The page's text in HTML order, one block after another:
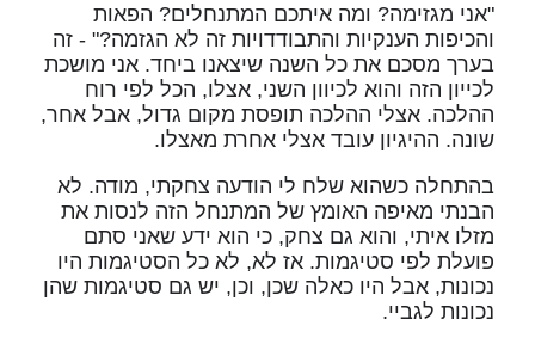
"אני מגזימה? ומה איתכם המתנחלים? הפאות
והכיפות הענקיות והתבודדויות זה לא הגזמה?" - זה
בערך מסכם את כל השנה שיצאנו ביחד. אני מושכת
לכייון הזה והוא לכיוון השני, אצלו, הכל לפי רוח
ההלכה. אצלי ההלכה תופסת מקום גדול, אבל אחר,
שונה. ההיגיון עובד אצלי אחרת מאצלו.
בהתחלה כשהוא שלח לי הודעה צחקתי, מודה. לא
הבנתי מאיפה האומץ של המתנחל הזה לנסות את
מזלו איתי, והוא גם צחק, כי הוא ידע שאני סתם
פועלת לפי סטיגמות. אז לא, לא כל הסטיגמות היו
נכונות, אבל היו כאלה שכן, וכן, יש גם סטיגמות שהן
נכונות לגביי.